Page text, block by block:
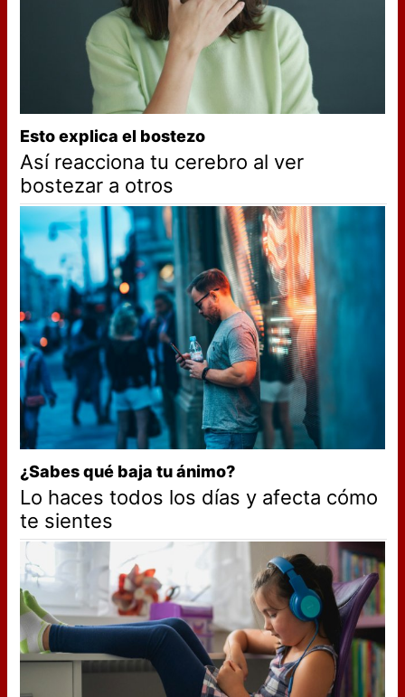
Esto explica el bostezo
Así reacciona tu cerebro al ver
bostezar a otros
¿Sabes qué baja tu ánimo?
Lo haces todos los días y afecta cómo
te sientes